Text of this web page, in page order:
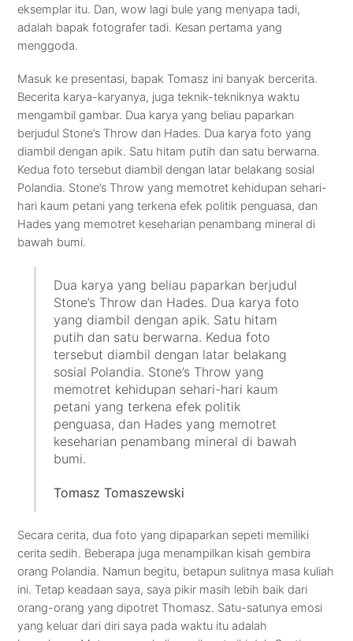
eksemplar itu. Dan, wow lagi bule yang menyapa tadi,
adalah bapak fotografer tadi. Kesan pertama yang
menggoda.
Masuk ke presentasi, bapak Tomasz ini banyak bercerita.
Becerita karya-karyanya, juga teknik-tekniknya waktu
mengambil gambar. Dua karya yang beliau paparkan
berjudul Stone’s Throw dan Hades. Dua karya foto yang
diambil dengan apik. Satu hitam putih dan satu berwarna.
Kedua foto tersebut diambil dengan latar belakang sosial
Polandia. Stone’s Throw yang memotret kehidupan sehari-
hari kaum petani yang terkena efek politik penguasa, dan
Hades yang memotret keseharian penambang mineral di
bawah bumi.
Dua karya yang beliau paparkan berjudul
Stone’s Throw dan Hades. Dua karya foto
yang diambil dengan apik. Satu hitam
putih dan satu berwarna. Kedua foto
tersebut diambil dengan latar belakang
sosial Polandia. Stone’s Throw yang
memotret kehidupan sehari-hari kaum
petani yang terkena efek politik
penguasa, dan Hades yang memotret
keseharian penambang mineral di bawah
bumi.
Tomasz Tomaszewski
Secara cerita, dua foto yang dipaparkan sepeti memiliki
cerita sedih. Beberapa juga menampilkan kisah gembira
orang Polandia. Namun begitu, betapun sulitnya masa kuliah
ini. Tetap keadaan saya, saya pikir masih lebih baik dari
orang-orang yang dipotret Thomasz. Satu-satunya emosi
yang keluar dari diri saya pada waktu itu adalah